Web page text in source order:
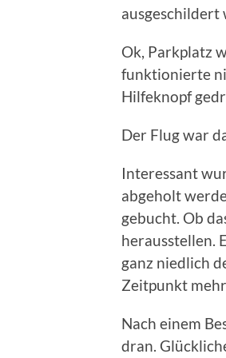
ausgeschildert
Ok, Parkplatz
funktionierte
Hilfeknopf
Der Flug war
Interessant
abgeholt
gebucht. Ob
herausstellen.
ganz niedlich
Zeitpunkt
Nach einem
dran.